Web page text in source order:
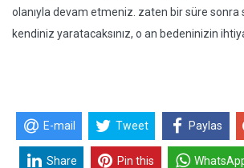
olanıyla devam etmeniz. zaten bir süre sonra
kendiniz yaratacaksınız, o an bedeninizin
E-mail Tweet Paylas
Share Pin this